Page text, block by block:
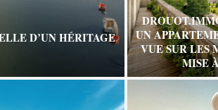
D’UN HÉRITAGE
UN
VUE SUR LES
MISE